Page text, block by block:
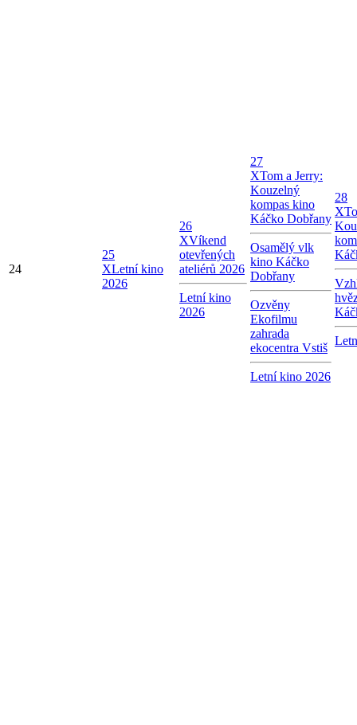
24
25
XLetní kino
2026
26
XVíkend
otevřených
ateliérů 2026
Letní kino
2026
27
XTom a Jerry:
Kouzelný
kompas kino
Káčko Dobřany
Osamělý vlk
kino Káčko
Dobřany
Ozvěny
Ekofilmu
zahrada
ekocentra Vstiš
Letní kino 2026
28
X